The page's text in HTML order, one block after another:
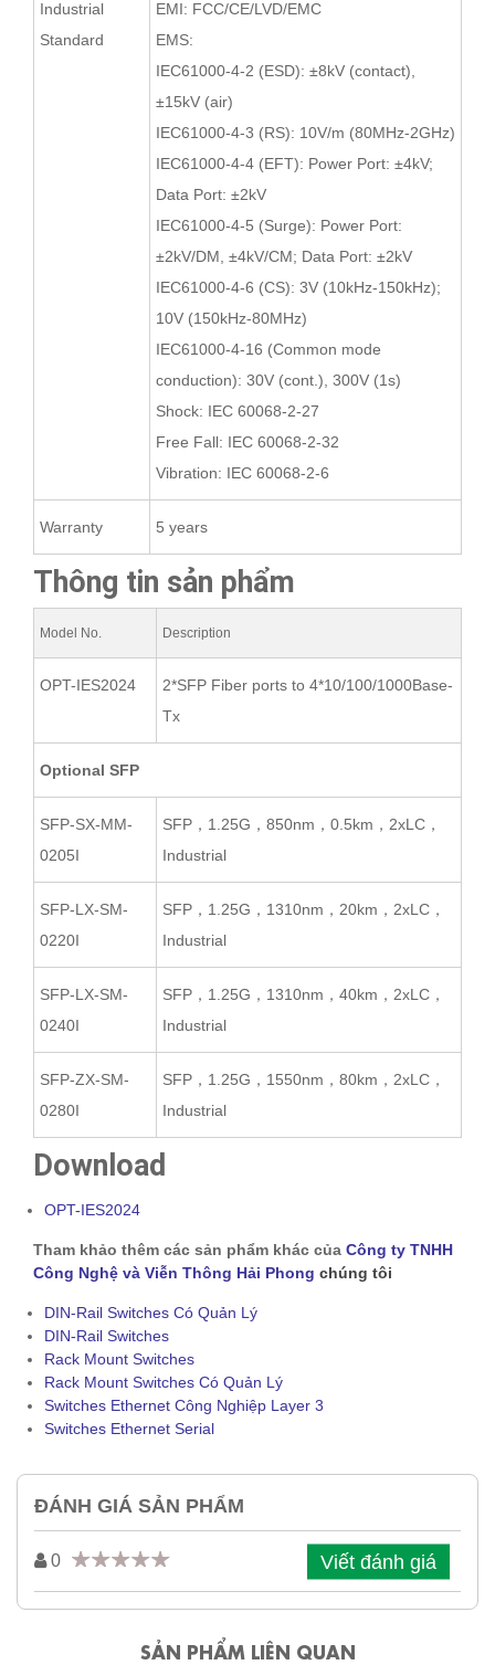
Industrial
Standard
EMI: FCC/CE/LVD/EMC
EMS:
IEC61000-4-2 (ESD): ±8kV (contact),
±15kV (air)
IEC61000-4-3 (RS): 10V/m (80MHz-2GHz)
IEC61000-4-4 (EFT): Power Port: ±4kV;
Data Port: ±2kV
IEC61000-4-5 (Surge): Power Port:
±2kV/DM, ±4kV/CM; Data Port: ±2kV
IEC61000-4-6 (CS): 3V (10kHz-150kHz);
10V (150kHz-80MHz)
IEC61000-4-16 (Common mode
conduction): 30V (cont.), 300V (1s)
Shock: IEC 60068-2-27
Free Fall: IEC 60068-2-32
Vibration: IEC 60068-2-6
Warranty 5 years
Thông tin sản phẩm
Model No. Description
OPT-IES2024
2*SFP Fiber ports to 4*10/100/1000Base-
Tx
Optional SFP
SFP-SX-MM-
0205I
SFP，1.25G，850nm，0.5km，2xLC，
Industrial
SFP-LX-SM-
0220I
SFP，1.25G，1310nm，20km，2xLC，
Industrial
SFP-LX-SM-
0240I
SFP，1.25G，1310nm，40km，2xLC，
Industrial
SFP-ZX-SM-
0280I
SFP，1.25G，1550nm，80km，2xLC，
Industrial
Download
OPT-IES2024
Tham khảo thêm các sản phẩm khác của Công ty TNHH
Công Nghệ và Viễn Thông Hải Phong chúng tôi
DIN-Rail Switches Có Quản Lý
DIN-Rail Switches
Rack Mount Switches
Rack Mount Switches Có Quản Lý
Switches Ethernet Công Nghiệp Layer 3
Switches Ethernet Serial
ĐÁNH GIÁ SẢN PHẨM
0 Viết đánh giá
SẢN PHẨM LIÊN QUAN